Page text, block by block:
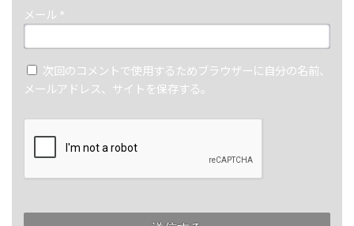
メール *
次回のコメントで使用するためブラウザーに自分の名前、
メールアドレス、サイトを保存する。